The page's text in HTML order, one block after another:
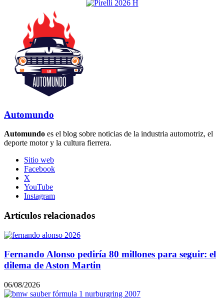
Automundo
Automundo es el blog sobre noticias de la industria automotriz, el
deporte motor y la cultura fierrera.
Sitio web
Facebook
X
YouTube
Instagram
Artículos relacionados
Fernando Alonso pediría 80 millones para seguir: el
dilema de Aston Martin
06/08/2026